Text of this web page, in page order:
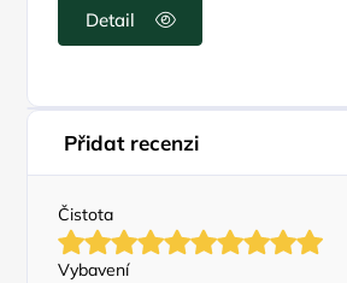
Detail
Přidat recenzi
Čistota
Vybavení